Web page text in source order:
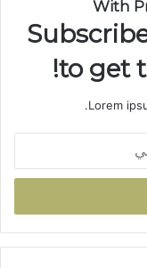
With
to get
Lorem